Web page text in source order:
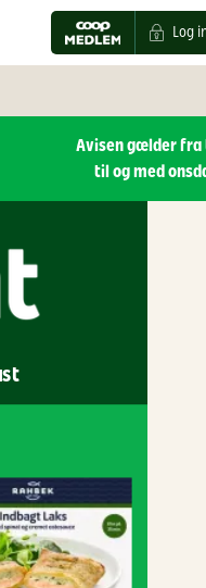
Log
Avisen gælder fra
til og med